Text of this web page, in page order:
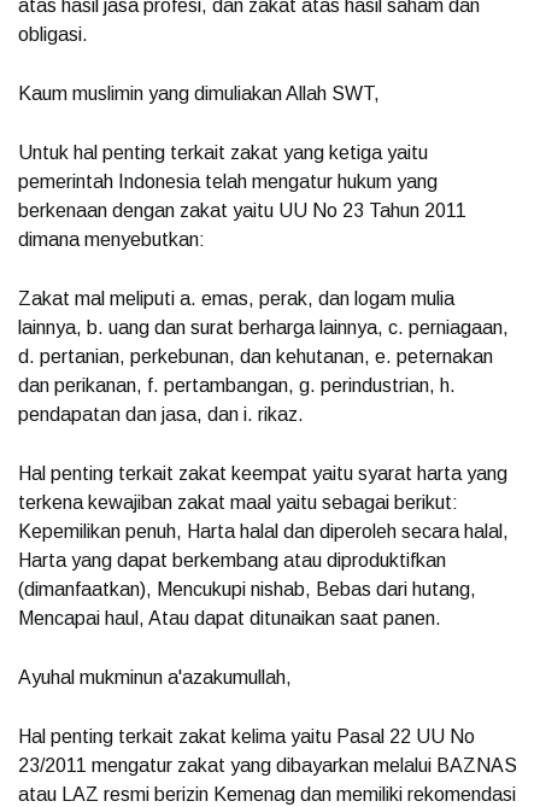
atas hasil jasa profesi, dan zakat atas hasil saham dan
obligasi.
Kaum muslimin yang dimuliakan Allah SWT,
Untuk hal penting terkait zakat yang ketiga yaitu
pemerintah Indonesia telah mengatur hukum yang
berkenaan dengan zakat yaitu UU No 23 Tahun 2011
dimana menyebutkan:
Zakat mal meliputi a. emas, perak, dan logam mulia
lainnya, b. uang dan surat berharga lainnya, c. perniagaan,
d. pertanian, perkebunan, dan kehutanan, e. peternakan
dan perikanan, f. pertambangan, g. perindustrian, h.
pendapatan dan jasa, dan i. rikaz.
Hal penting terkait zakat keempat yaitu syarat harta yang
terkena kewajiban zakat maal yaitu sebagai berikut:
Kepemilikan penuh, Harta halal dan diperoleh secara halal,
Harta yang dapat berkembang atau diproduktifkan
(dimanfaatkan), Mencukupi nishab, Bebas dari hutang,
Mencapai haul, Atau dapat ditunaikan saat panen.
Ayuhal mukminun a'azakumullah,
Hal penting terkait zakat kelima yaitu Pasal 22 UU No
23/2011 mengatur zakat yang dibayarkan melalui BAZNAS
atau LAZ resmi berizin Kemenag dan memiliki rekomendasi